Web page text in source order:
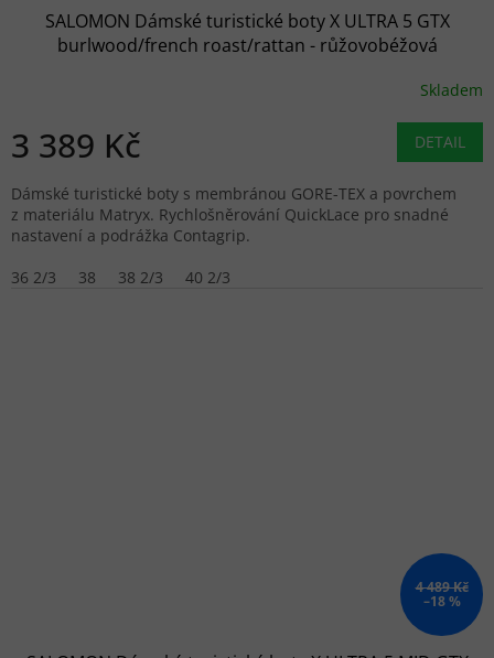
SALOMON Dámské turistické boty X ULTRA 5 GTX
burlwood/french roast/rattan - růžovobéžová
Skladem
3 389 Kč DETAIL
Dámské turistické boty s membránou GORE-TEX a povrchem
z materiálu Matryx. Rychlošněrování QuickLace pro snadné
nastavení a podrážka Contagrip.
36 2/3
38 38 2/3 40 2/3
4 489 Kč
–18 %